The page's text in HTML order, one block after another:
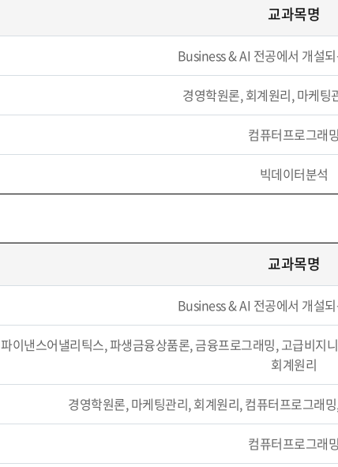
교과목명
Business & AI 전공에서 개설
경영학원론, 회계원리, 마케팅
컴퓨터프로그래밍
빅데이터분석
교과목명
Business & AI 전공에서 개설
파이낸스어낼리틱스, 파생금융상품론, 금융프로그래밍, 고급비지
회계원리
경영학원론, 마케팅관리, 회계원리, 컴퓨터프로그래
컴퓨터프로그래밍